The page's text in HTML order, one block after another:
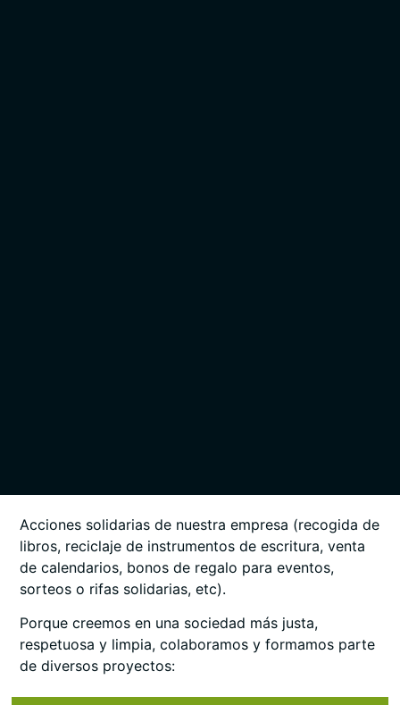
Acciones solidarias de nuestra empresa (recogida de
libros, reciclaje de instrumentos de escritura, venta
de calendarios, bonos de regalo para eventos,
sorteos o rifas solidarias, etc).
Porque creemos en una sociedad más justa,
respetuosa y limpia, colaboramos y formamos parte
de diversos proyectos: